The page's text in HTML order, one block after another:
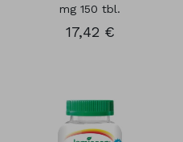
mg 150 tbl.
17,42 €